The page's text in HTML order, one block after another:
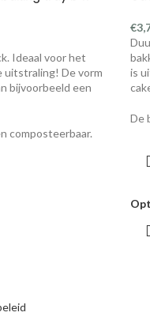
Ideaal voor het
uitstraling! De vorm
bijvoorbeeld een
composteerbaar.
€
is
De